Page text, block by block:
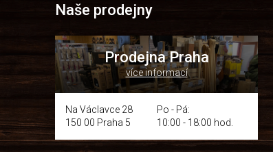
Naše prodejny
Prodejna Praha
více informací
Na Václavce 28
150 00 Praha 5
Po - Pá:
10:00 - 18:00 hod.